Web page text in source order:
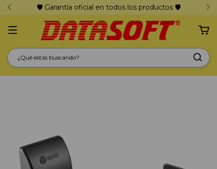
🛡️ Garantía oficial en todos los productos 🛡️